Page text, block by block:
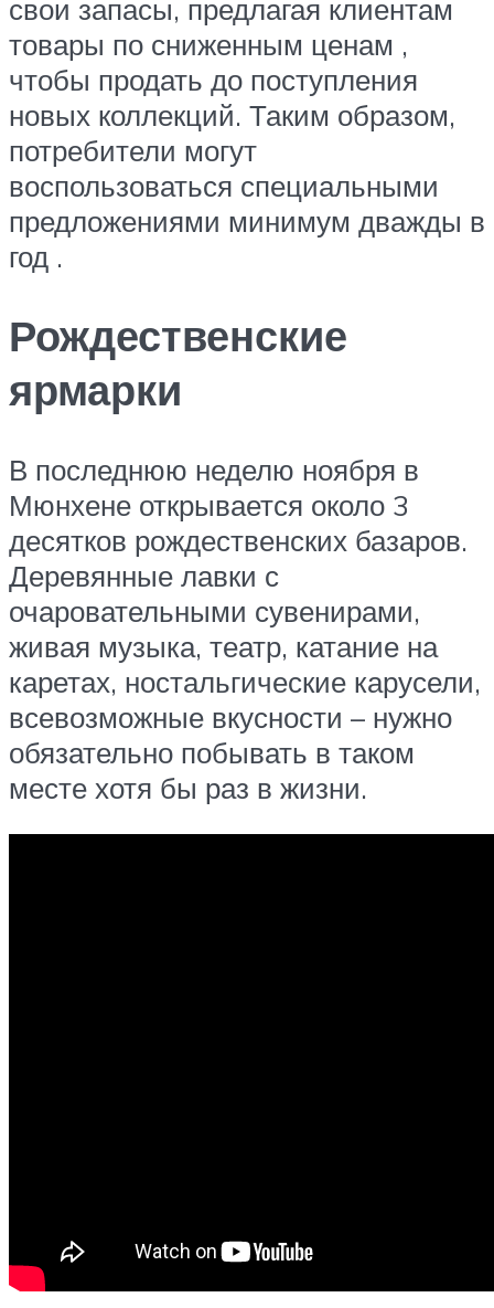
свои запасы, предлагая клиентам
товары по сниженным ценам ,
чтобы продать до поступления
новых коллекций. Таким образом,
потребители могут
воспользоваться специальными
предложениями минимум дважды в
год .
Рождественские
ярмарки
В последнюю неделю ноября в
Мюнхене открывается около 3
десятков рождественских базаров.
Деревянные лавки с
очаровательными сувенирами,
живая музыка, театр, катание на
каретах, ностальгические карусели,
всевозможные вкусности – нужно
обязательно побывать в таком
месте хотя бы раз в жизни.